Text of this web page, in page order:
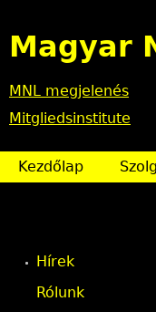
Magyar
MNL megjelenés
Mitgliedsinstitute
Kezdőlap
Hírek
Rólunk